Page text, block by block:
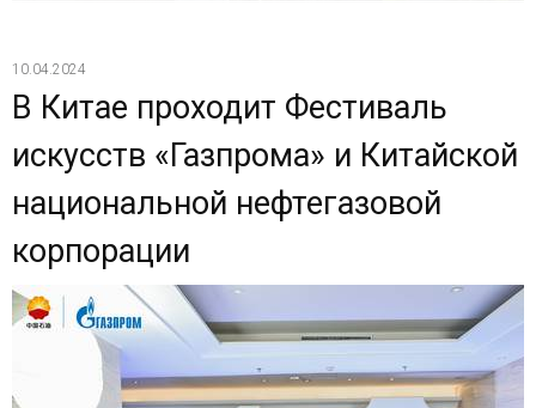
10.04.2024
В Китае проходит Фестиваль
искусств «Газпрома» и Китайской
национальной нефтегазовой
корпорации